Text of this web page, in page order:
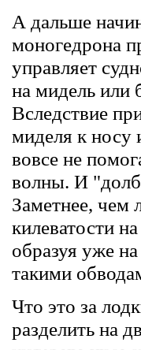
А дальше
моногедрона
управляет
на мидель или
Вследствие
миделя к носу
вовсе не
волны. И
Заметнее, чем
килеватости
образуя уже
такими
Что это за
разделить на